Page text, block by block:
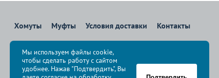
Хомуты Муфты Условия доставки Контакты
8 800 700-83-36
Звоните бесплатно с 08:00 до 17:00 по Москве
политика конфиденциальности
Мы используем файлы cookie,
чтобы сделать работу с сайтом
удобнее. Нажав "Подтвердить", Вы